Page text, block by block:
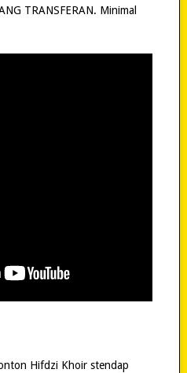
TRANSFERAN. Minimal
Hifdzi Khoir stendap